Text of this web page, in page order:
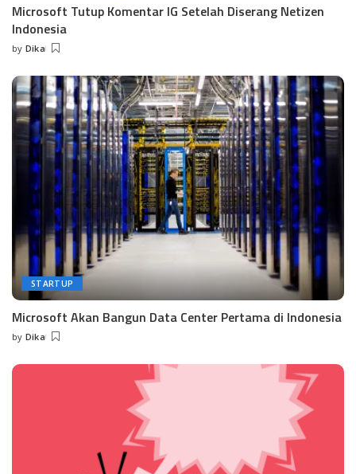
Microsoft Tutup Komentar IG Setelah Diserang Netizen
Indonesia
Posted
by Dika
STARTUP
Microsoft Akan Bangun Data Center Pertama di Indonesia
Posted
by Dika